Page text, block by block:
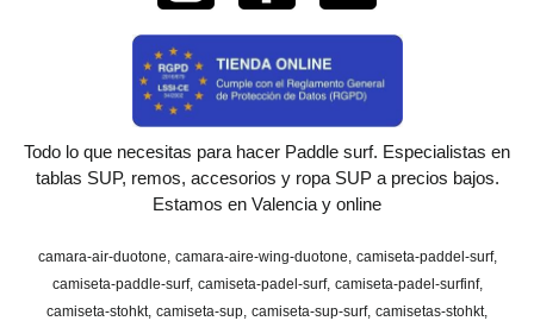
Todo lo que necesitas para hacer Paddle surf. Especialistas en
tablas SUP, remos, accesorios y ropa SUP a precios bajos.
Estamos en Valencia y online
camara-air-duotone camara-aire-wing-duotone camiseta-paddel-surf
camiseta-paddle-surf camiseta-padel-surf camiseta-padel-surfinf
camiseta-stohkt camiseta-sup camiseta-sup-surf camisetas-stohkt